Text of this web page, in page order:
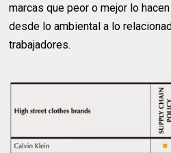
marcas que peor o mejor lo
desde lo ambiental a lo
trabajadores.